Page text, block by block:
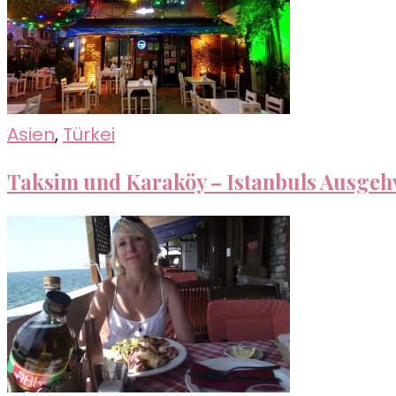
Asien, Türkei
Taksim und Karaköy – Istanbuls